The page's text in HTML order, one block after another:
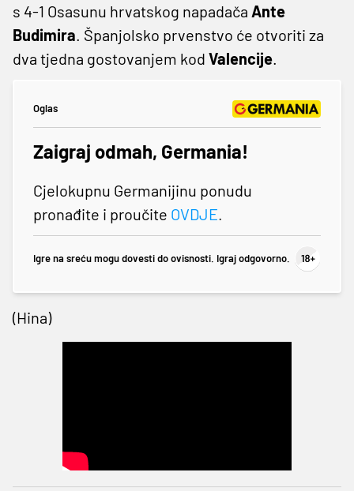
s 4-1 Osasunu hrvatskog napadača Ante
Budimira. Španjolsko prvenstvo će otvoriti za
dva tjedna gostovanjem kod Valencije.
Oglas
Zaigraj odmah, Germania!
Cjelokupnu Germanijinu ponudu
pronađite i proučite OVDJE.
Igre na sreću mogu dovesti do ovisnosti. Igraj odgovorno.
(Hina)